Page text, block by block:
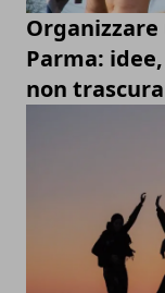
Parma:
non